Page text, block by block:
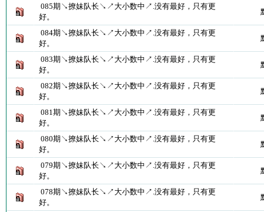
085期↘撩妹队长↘↗大小数中↗.没有最好，只有更
好。
084期↘撩妹队长↘↗大小数中↗.没有最好，只有更
好。
083期↘撩妹队长↘↗大小数中↗.没有最好，只有更
好。
082期↘撩妹队长↘↗大小数中↗.没有最好，只有更
好。
081期↘撩妹队长↘↗大小数中↗.没有最好，只有更
好。
080期↘撩妹队长↘↗大小数中↗.没有最好，只有更
好。
079期↘撩妹队长↘↗大小数中↗.没有最好，只有更
好。
078期↘撩妹队长↘↗大小数中↗.没有最好，只有更
好。